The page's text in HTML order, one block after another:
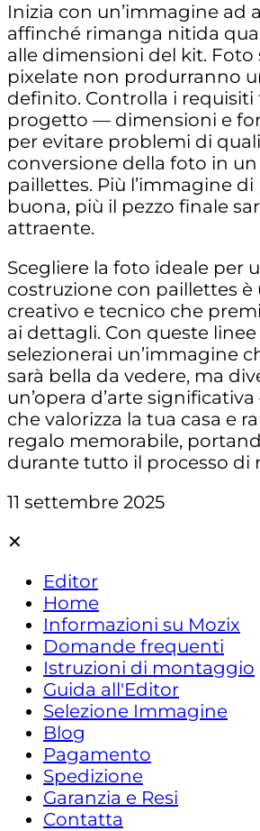
Inizia con un’immagine ad
affinché rimanga nitida
alle dimensioni del kit. Foto
pixelate non produrranno
definito. Controlla i requisiti
progetto — dimensioni e
per evitare problemi di
conversione della foto in
paillettes. Più l’immagine
buona, più il pezzo finale
attraente.
Scegliere la foto ideale per
costruzione con paillettes
creativo e tecnico che
ai dettagli. Con queste
selezionerai un’immagine
sarà bella da vedere, ma
un’opera d’arte
che valorizza la tua casa e
regalo memorabile,
durante tutto il processo di
11 settembre 2025
✕
Editor
Home
Informazioni su Mozix
Domande frequenti
Istruzioni di montaggio
Guida all'Editor
Selezione Immagine
Blog
Pagamento
Spedizione
Garanzia e Resi
Contatta